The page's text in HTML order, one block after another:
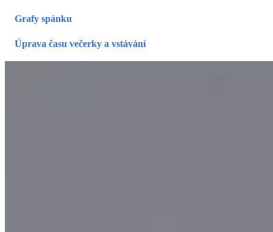
Grafy spánku
Úprava času večerky a vstávání